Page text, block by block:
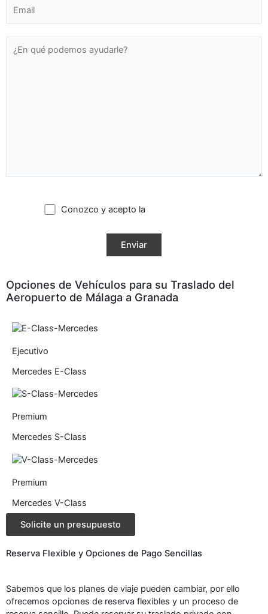
Conozco y acepto la
Opciones de Vehículos para su Traslado del
Aeropuerto de Málaga a Granada
Ejecutivo
Mercedes E-Class
Premium
Mercedes S-Class
Premium
Mercedes V-Class
Solicite un presupuesto
Reserva Flexible y Opciones de Pago Sencillas
Sabemos que los planes de viaje pueden cambiar, por ello
ofrecemos opciones de reserva flexibles y un proceso de